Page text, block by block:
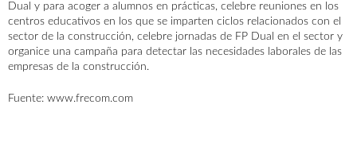
Dual y para acoger a alumnos en prácticas, celebre reuniones en los
centros educativos en los que se imparten ciclos relacionados con el
sector de la construcción, celebre jornadas de FP Dual en el sector y
organice una campaña para detectar las necesidades laborales de las
empresas de la construcción.
Fuente: www.frecom.com